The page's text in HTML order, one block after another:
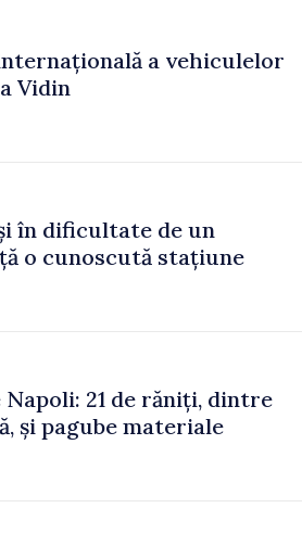
a vehiculelor
Vidin
în dificultate de un
o cunoscută stațiune
21 de răniți, dintre
și pagube materiale